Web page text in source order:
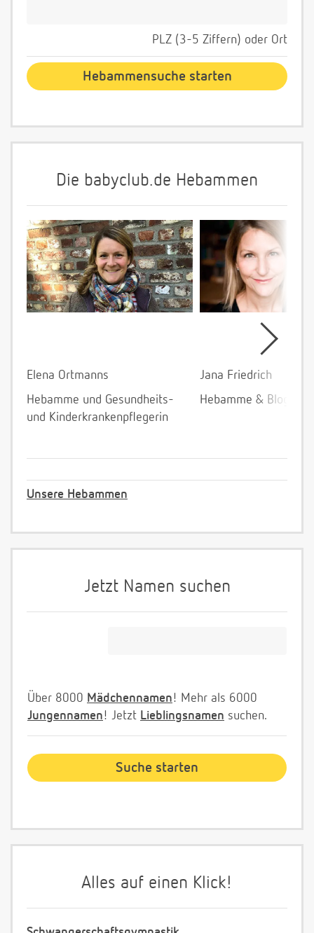
PLZ (3-5 Ziffern) oder Ort
Die babyclub.de Hebammen
Elena Ortmanns
Hebamme und Gesundheits-
und Kinderkrankenpflegerin
Jana Friedrich
Hebamme &
Unsere Hebammen
Jetzt Namen suchen
Über 8000 Mädchennamen! Mehr als 6000
Jungennamen! Jetzt Lieblingsnamen suchen.
Alles auf einen Klick!